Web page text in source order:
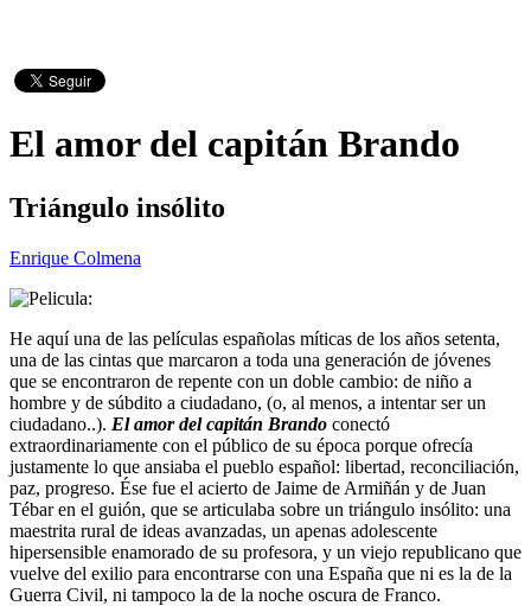
El amor del capitán Brando
Triángulo insólito
Enrique Colmena
He aquí una de las películas españolas míticas de los años setenta,
una de las cintas que marcaron a toda una generación de jóvenes
que se encontraron de repente con un doble cambio: de niño a
hombre y de súbdito a ciudadano, (o, al menos, a intentar ser un
ciudadano..). El amor del capitán Brando conectó
extraordinariamente con el público de su época porque ofrecía
justamente lo que ansiaba el pueblo español: libertad, reconciliación,
paz, progreso. Ése fue el acierto de Jaime de Armiñán y de Juan
Tébar en el guión, que se articulaba sobre un triángulo insólito: una
maestrita rural de ideas avanzadas, un apenas adolescente
hipersensible enamorado de su profesora, y un viejo republicano que
vuelve del exilio para encontrarse con una España que ni es la de la
Guerra Civil, ni tampoco la de la noche oscura de Franco.